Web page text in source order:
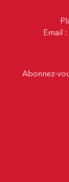
Email :
Abonnez-